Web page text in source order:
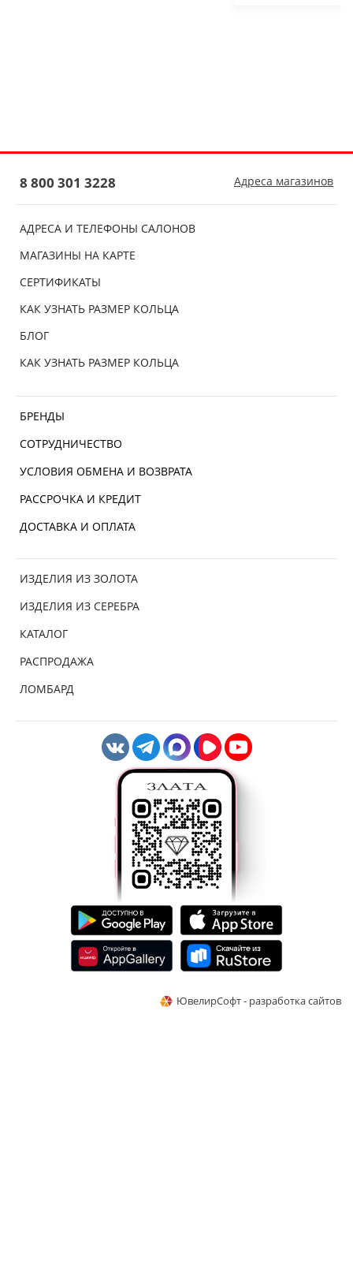
АДРЕСА И ТЕЛЕФОНЫ САЛОНОВ
МАГАЗИНЫ НА КАРТЕ
СЕРТИФИКАТЫ
КАК УЗНАТЬ РАЗМЕР КОЛЬЦА
БЛОГ
КАК УЗНАТЬ РАЗМЕР КОЛЬЦА
БРЕНДЫ
СОТРУДНИЧЕСТВО
УСЛОВИЯ ОБМЕНА И ВОЗВРАТА
РАССРОЧКА И КРЕДИТ
ДОСТАВКА И ОПЛАТА
ИЗДЕЛИЯ ИЗ ЗОЛОТА
ИЗДЕЛИЯ ИЗ СЕРЕБРА
КАТАЛОГ
РАСПРОДАЖА
ЛОМБАРД
8 800 301 3228 Адреса магазинов
ЮвелирСофт - разработка сайтов